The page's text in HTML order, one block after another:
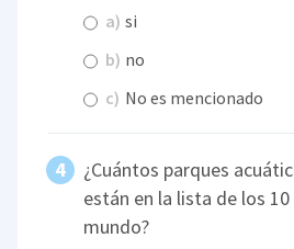
a) si
b) no
c) No es mencionado
¿Cuántos parques
están en la lista de los
mundo?